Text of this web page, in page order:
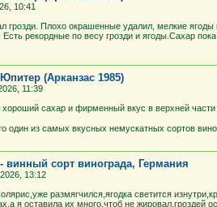
10:41
грозди. Плохо окрашенные удалил, мелкие
рекордные по весу грозди и ягоды.Сахар пока
(Арканзас 1985)
11:39
сахар и фирменный вкус в верхней части
один из самых вкусных немускатных сортов
винный сорт винограда, Германия
13:12
размягчился,ягодка светится
я оставила их много,чтоб не жировал,гроздей